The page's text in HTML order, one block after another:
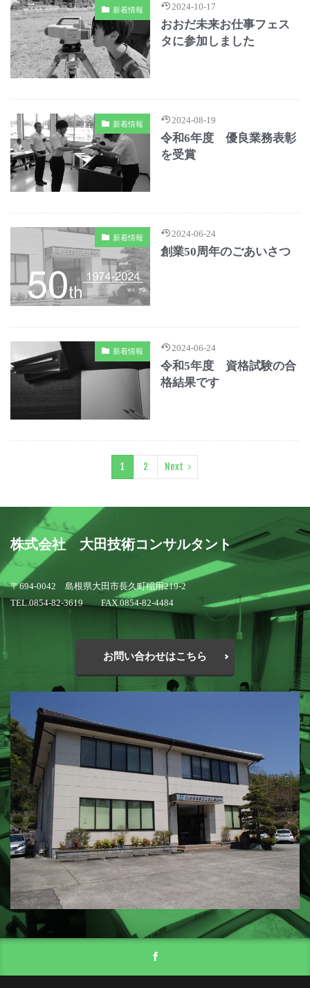
新着情報 2024-10-17
おおだ未来お仕事フェス
タに参加しました
新着情報 2024-08-19
令和6年度 優良業務表彰
を受賞
新着情報 2024-06-24
創業50周年のごあいさつ
新着情報 2024-06-24
令和5年度 資格試験の合
格結果です
1 2 Next
株式会社 大田技術コンサルタント
〒694-0042 島根県大田市長久町稲用219-2
TEL.0854-82-3619 FAX.0854-82-4484
お問い合わせはこちら